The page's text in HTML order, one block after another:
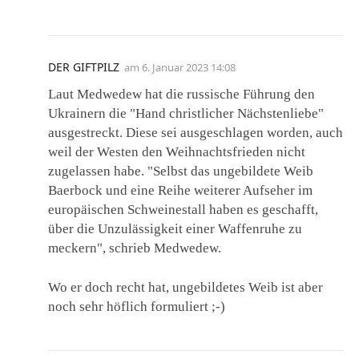
DER GIFTPILZ am 6. Januar 2023 14:08
Laut Medwedew hat die russische Führung den
Ukrainern die "Hand christlicher Nächstenliebe"
ausgestreckt. Diese sei ausgeschlagen worden, auch
weil der Westen den Weihnachtsfrieden nicht
zugelassen habe. "Selbst das ungebildete Weib
Baerbock und eine Reihe weiterer Aufseher im
europäischen Schweinestall haben es geschafft,
über die Unzulässigkeit einer Waffenruhe zu
meckern", schrieb Medwedew.
Wo er doch recht hat, ungebildetes Weib ist aber
noch sehr höflich formuliert ;-)